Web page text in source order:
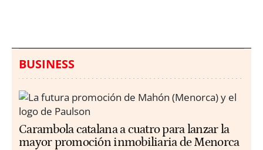
BUSINESS
Carambola catalana a cuatro para lanzar la
mayor promoción inmobiliaria de Menorca